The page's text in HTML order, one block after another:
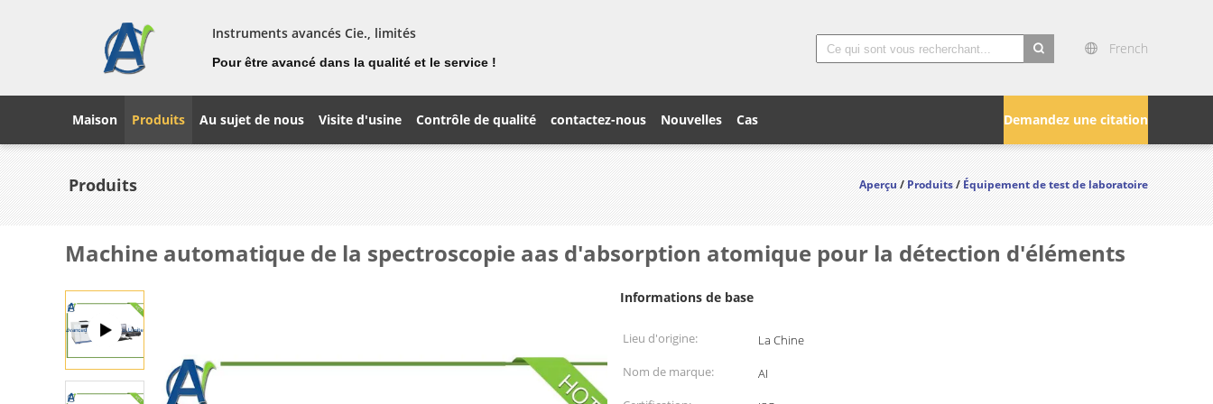
Instruments avancés Cie., limités
Pour être avancé dans la qualité et le service !
French
Demandez une citation
Maison Produits Au sujet de nous Visite d'usine Contrôle de qualité contactez-nous Nouvelles Cas
Produits Aperçu/Produits/Équipement de test de laboratoire
Machine automatique de la spectroscopie aas d'absorption atomique pour la détection d'éléments
Informations de base
Lieu d'origine:
La Chine
Nom de marque:
AI